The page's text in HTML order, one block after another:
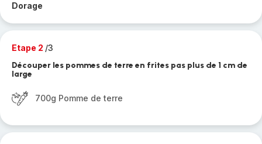
Dorage
Etape 2 /3
Découper les pommes de terre en frites pas plus de 1 cm de
large
700g Pomme de terre